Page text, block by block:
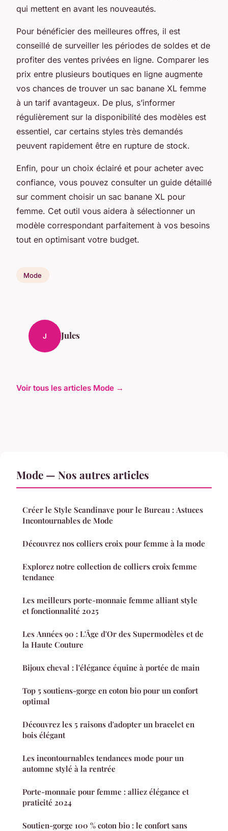
qui mettent en avant les nouveautés.
Pour bénéficier des meilleures offres, il est
conseillé de surveiller les périodes de soldes et de
profiter des ventes privées en ligne. Comparer les
prix entre plusieurs boutiques en ligne augmente
vos chances de trouver un sac banane XL femme
à un tarif avantageux. De plus, s’informer
régulièrement sur la disponibilité des modèles est
essentiel, car certains styles très demandés
peuvent rapidement être en rupture de stock.
Enfin, pour un choix éclairé et pour acheter avec
confiance, vous pouvez consulter un guide détaillé
sur comment choisir un sac banane XL pour
femme. Cet outil vous aidera à sélectionner un
modèle correspondant parfaitement à vos besoins
tout en optimisant votre budget.
Mode
J Jules
Voir tous les articles Mode →
Mode — Nos autres articles
Créer le Style Scandinave pour le Bureau : Astuces
Incontournables de Mode
Découvrez nos colliers croix pour femme à la mode
Explorez notre collection de colliers croix femme
tendance
Les meilleurs porte-monnaie femme alliant style
et fonctionnalité 2025
Les Années 90 : L'Âge d'Or des Supermodèles et de
la Haute Couture
Bijoux cheval : l'élégance équine à portée de main
Top 5 soutiens-gorge en coton bio pour un confort
optimal
Découvrez les 5 raisons d'adopter un bracelet en
bois élégant
Les incontournables tendances mode pour un
automne stylé à la rentrée
Porte-monnaie pour femme : alliez élégance et
praticité 2024
Soutien-gorge 100 % coton bio : le confort sans